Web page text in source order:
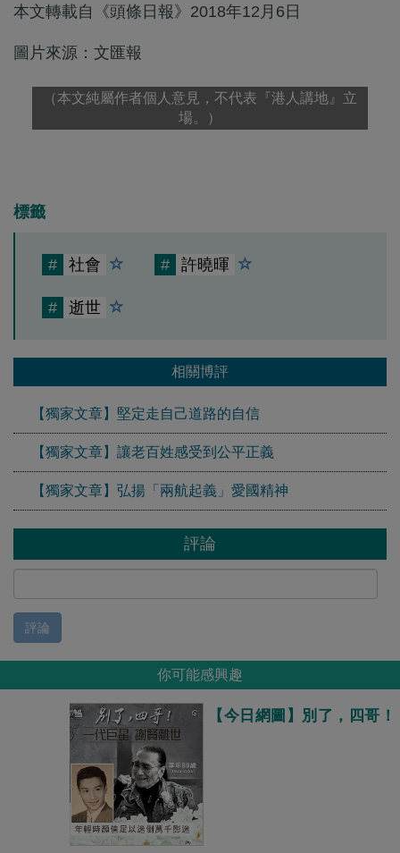
本文轉載自《頭條日報》2018年12月6日
圖片來源：文匯報
（本文純屬作者個人意見，不代表『港人講地』立
場。）
標籤
# 社會 # 許曉暉
# 逝世
相關博評
【獨家文章】堅定走自己道路的自信
【獨家文章】讓老百姓感受到公平正義
【獨家文章】弘揚「兩航起義」愛國精神
評論
評論
你可能感興趣
【今日網圖】別了，四哥！